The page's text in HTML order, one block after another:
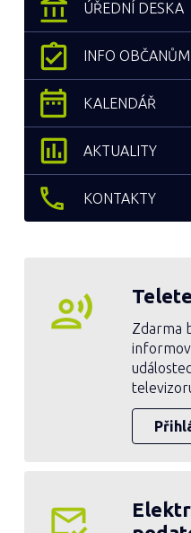
ÚŘEDNÍ DESKA
INFO OBČANŮM
KALENDÁŘ
AKTUALITY
KONTAKTY
Zdarma